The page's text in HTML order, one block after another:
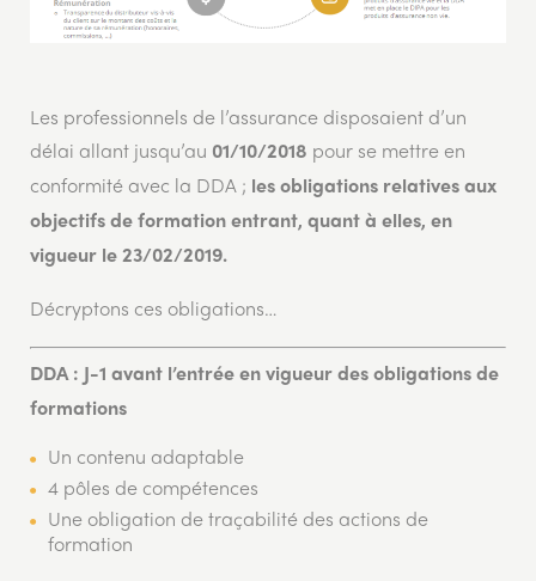
Les professionnels de l’assurance disposaient d’un
délai allant jusqu’au 01/10/2018 pour se mettre en
conformité avec la DDA ; les obligations relatives aux
objectifs de formation entrant, quant à elles, en
vigueur le 23/02/2019.
Décryptons ces obligations…
DDA : J-1 avant l’entrée en vigueur des obligations de
formations
Un contenu adaptable
4 pôles de compétences
Une obligation de traçabilité des actions de
formation